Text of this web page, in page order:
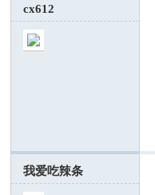
cx612
我爱吃辣条